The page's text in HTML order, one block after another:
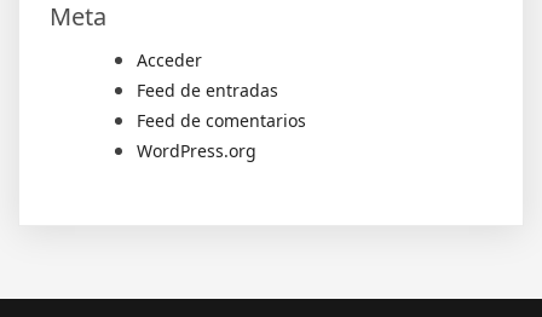
Meta
Acceder
Feed de entradas
Feed de comentarios
WordPress.org